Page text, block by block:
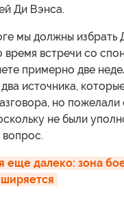
Ди Вэнса.
мы должны избрать
время встречи со
примерно две
источника,
но пожелали
не были
еще далеко: зона